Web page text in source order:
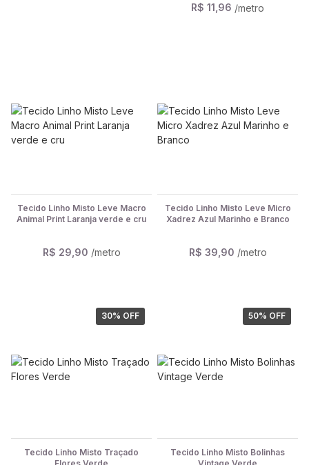
R$ 11,96 /metro
Tecido Linho Misto Leve Macro
Animal Print Laranja verde e cru
R$ 29,90 /metro
Tecido Linho Misto Leve Micro
Xadrez Azul Marinho e Branco
R$ 39,90 /metro
30% OFF
Tecido Linho Misto Traçado
50% OFF
Tecido Linho Misto Bolinhas